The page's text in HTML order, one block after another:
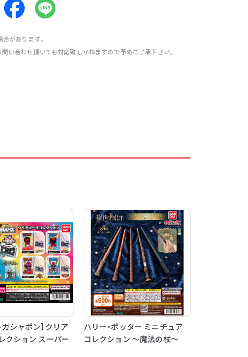
があります。
い合わせ頂いても対応致しかねますので予めご了承下さい。
ガシャポン】クリア
クション スーパー
ハリー・ポッター ミニチュア
コレクション ～魔法の杖～